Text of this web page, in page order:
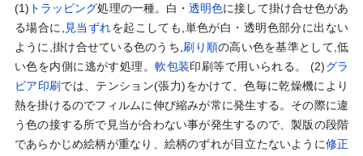
(1) トラッピング処理の一種。白・透明色に接して掛け合せ色があ
る場合に,
見当ずれを起こしても,単色が白・透明色部分に出ない
ように,掛け合せている色のうち, 刷り順の高い色を基準として,低
い色を内側に逃がす処理。軟包装印刷等で用いられる。 (2)グラ
ビア印刷 では、テンション(張力)をかけて、色毎に乾燥機により
熱を掛けるのでフィルムに伸び縮みが常に発生する。その際に違
う色の接する所で見当が合わない事が発生するので、製版の段階
であらかじめ絵柄が重なり、絵柄のずれが目立たないように修正